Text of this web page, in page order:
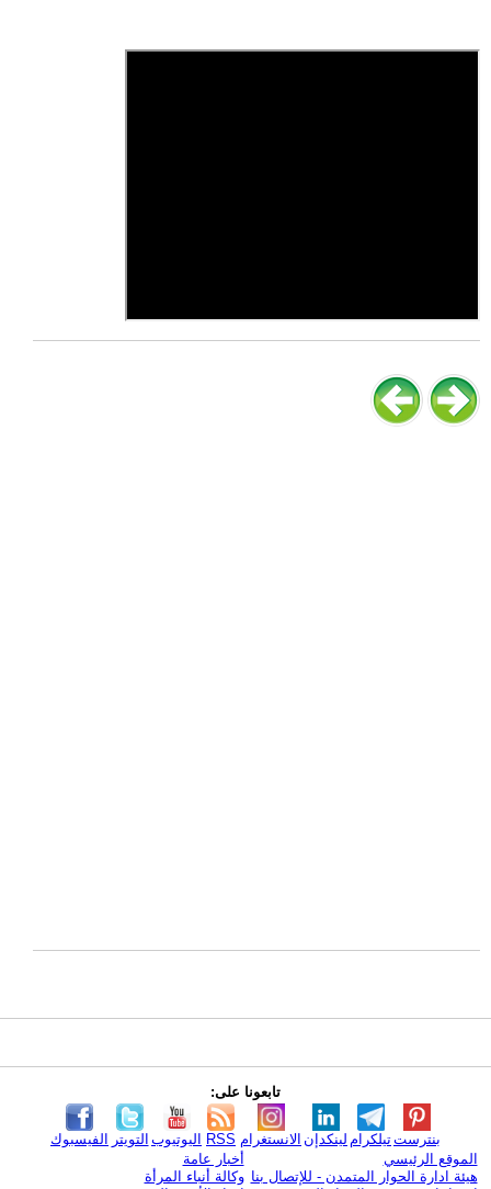
تابعونا على:
الفيسبوك التويتر اليوتيوب RSS الانستغرام لينكدإن تيلكرامبنترست
الموقع الرئيسي
هيئة ادارة الحوار المتمدن - للإتصال بنا
أخبار عامة
وكالة أنباء المرأة